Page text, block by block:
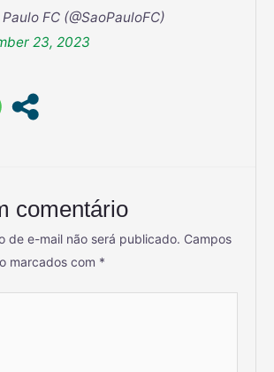
FC (@SaoPauloFC)
23, 2023
comentário
de e-mail não será publicado. Campos
marcados com *